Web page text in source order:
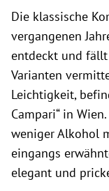
Die klassische
vergangenen
entdeckt und fällt
Varianten
Leichtigkeit,
Campari“ in
weniger Alkohol
eingangs
elegant und